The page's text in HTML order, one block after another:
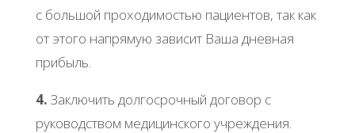
с большой проходимостью пациентов, так как
от этого напрямую зависит Ваша дневная
прибыль.
4. Заключить долгосрочный договор с
руководством медицинского учреждения.